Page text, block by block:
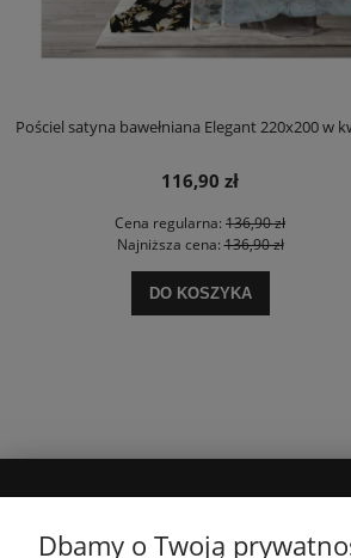
Pościel satyna bawełniana Elegant 220x200 w
116,90 zł
Cena regularna: 136,90 zł
Najniższa cena:136,90 zł
DO KOSZYKA
Dbamy o Twoją